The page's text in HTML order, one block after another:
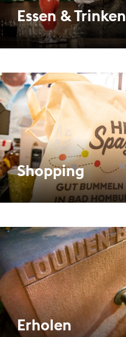
Essen & Trinken
Shopping
Erholen